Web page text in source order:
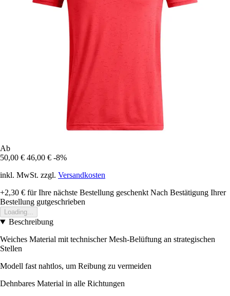
Ab
50,00 € 46,00 € -8%
inkl. MwSt. zzgl. Versandkosten
+2,30 € für Ihre nächste Bestellung geschenkt Nach Bestätigung Ihrer
Bestellung gutgeschrieben
Loading...
Beschreibung
Weiches Material mit technischer Mesh-Belüftung an strategischen
Stellen
Modell fast nahtlos, um Reibung zu vermeiden
Dehnbares Material in alle Richtungen